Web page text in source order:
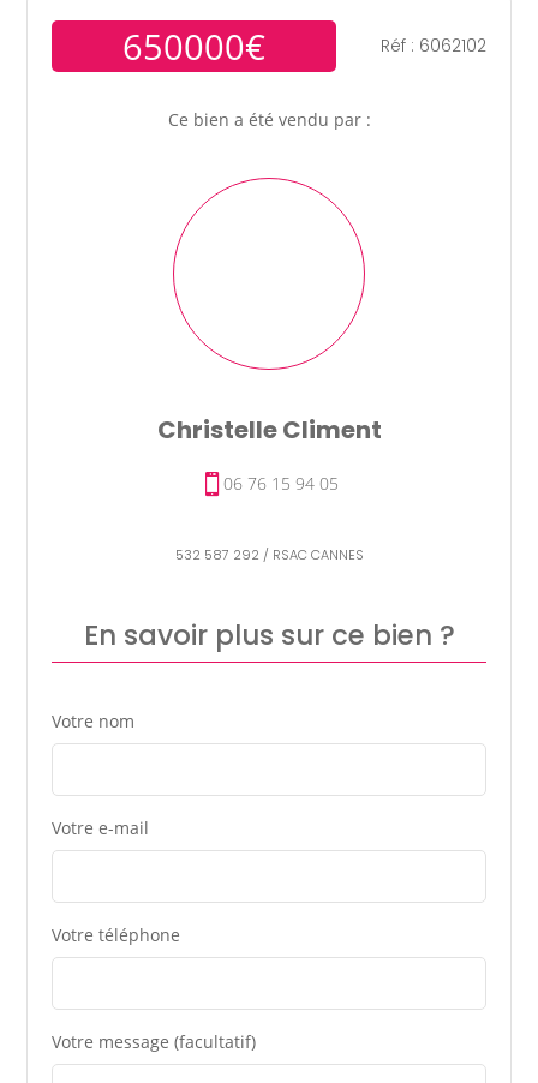
650000€ Réf : 6062102
Ce bien a été vendu par :
Christelle Climent
532 587 292 / RSAC CANNES
06 76 15 94 05
En savoir plus sur ce bien ?
Votre nom
Votre e-mail
Votre téléphone
Votre message (facultatif)